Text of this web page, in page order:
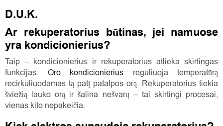
D.U.K.
Ar rekuperatorius būtinas, jei namuose
yra kondicionierius?
Taip – kondicionierius ir rekuperatorius atlieka skirtingas
funkcijas. Oro kondicionierius reguliuoja temperatūrą
recirkuliuodamas tą patį patalpos orą. Rekuperatorius tiekia
šviežią lauko orą ir šalina nešvarų – tai skirtingi procesai,
vienas kito nepakeičia.